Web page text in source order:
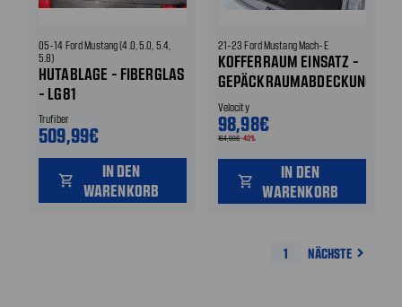
05-14 Ford Mustang (4.0, 5.0, 5.4,
5.8)
HUTABLAGE - FIBERGLAS
- LG81
Trufiber
509,99€
shopping_cart
IN DEN
WARENKORB
21-23 Ford Mustang Mach-E
KOFFERRAUM EINSATZ -
GEPÄCKRAUMABDECKUNG
- HAKENBEFESTIGUNG
Velocity
98,98€
164,99€-40%
shopping_cart
IN DEN
WARENKORB
1 NÄCHSTE navigate_next